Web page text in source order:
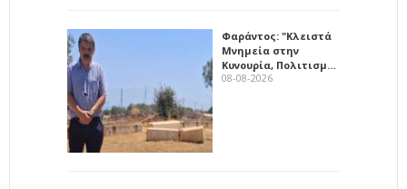
Φαράντος: "Κλειστά
Μνημεία στην
Κυνουρία, Πολιτισμ…
08-08-2026